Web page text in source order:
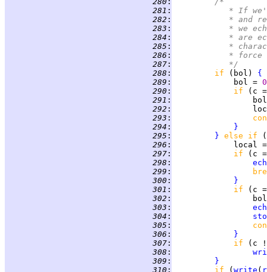
281 :
* If
282 :
* and
283 :
* we
284 :
* are
285 :
*
286 :
*
287 :
		 */
288 : if (bol) {
289 :
             bol =
0
290 : if
(c
291 :
292 :
293 :
294 :
}
295 : } else if
296 :
local
297 : if
(c
298 :
299 :
300 :
}
301 : if
(c
302 :
303 :
304 :
305 :
306 :
}
307 : if
(c
308 :
309 :
}
310 : if ( write (